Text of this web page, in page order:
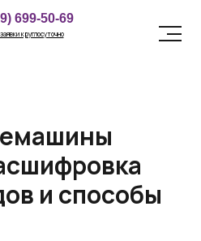
LET'S
GO!
круглосуточно
699-50-69
и способы